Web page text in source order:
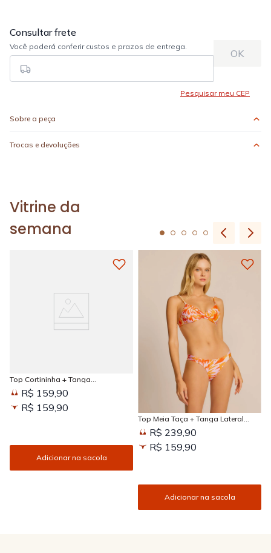
Sobre a peça
Trocas e devoluções
Vitrine da
semana
Top Cortininha + Tanga
Amarradinha Estampada Sun
KissedR$ 159,90
R$ 159,90
Adicionar na sacola
Top Meia Taça + Tanga Lateral
Larga Estampada Sun Kissed
R$ 239,90
R$ 159,90
Adicionar na sacola